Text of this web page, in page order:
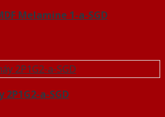
Melamine 1-a-SGD
2P1G2-a-SGD